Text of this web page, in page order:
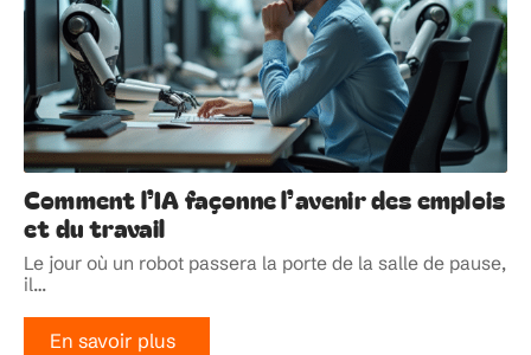
Comment l’IA façonne l’avenir des emplois
et du travail
Le jour où un robot passera la porte de la salle de pause,
il…
En savoir plus